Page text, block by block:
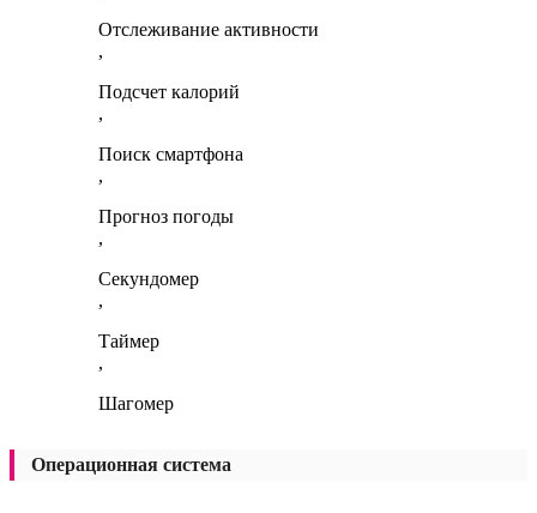
Отслеживание активности
,
Подсчет калорий
,
Поиск смартфона
,
Прогноз погоды
,
Секундомер
,
Таймер
,
Шагомер
Операционная система